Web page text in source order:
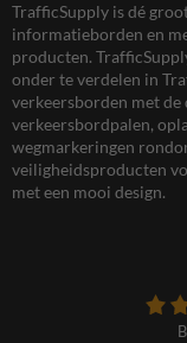
TrafficSupply is dé
informatieborden en
producten.
onder te verdelen in
verkeersborden met de
verkeersbordpalen,
wegmarkeringen
veiligheidsproducten
met een mooi design.